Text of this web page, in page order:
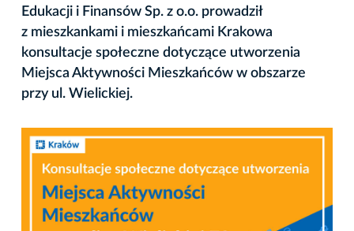
Edukacji i Finansów Sp. z o.o. prowadził
z mieszkankami i mieszkańcami Krakowa
konsultacje społeczne dotyczące utworzenia
Miejsca Aktywności Mieszkańców w obszarze
przy ul. Wielickiej.